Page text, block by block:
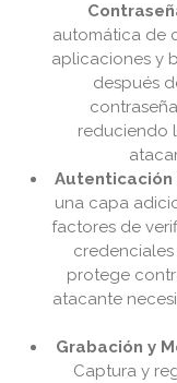
automática de
aplicaciones y
después
reduciendo
Autenticación
una capa
factores de
credenciales
protege
atacante
Grabación y
Captura y